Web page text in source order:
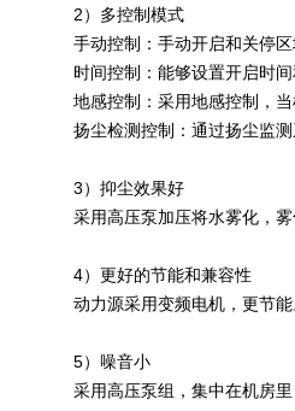
2）多控制模式
手动控制：手动开启和关停
时间控制：能够设置开启时
地感控制：采用地感控制，
扬尘检测控制：通过扬尘监
3）抑尘效果好
采用高压泵加压将水雾化，
4）更好的节能和兼容性
动力源采用变频电机，更节
5）噪音小
采用高压泵组，集中在机房